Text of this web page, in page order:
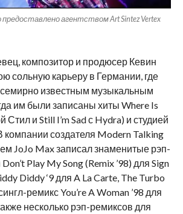
агентством Art Sintez Vertex
композитор и продюсер Кевин
сольную карьеру в Германии, где
известным музыкальным
им были записаны хиты Where Is
Стил и Still I’m Sad с Hydra) и студией
создателя Modern Talking
JoJo Max записал знаменитые рэп-
Play My Song (Remix ’98) для Sign
Diddy ‘9 для A La Carte, The Turbo
ремикс You’re A Woman ’98 для
несколько рэп-ремиксов для